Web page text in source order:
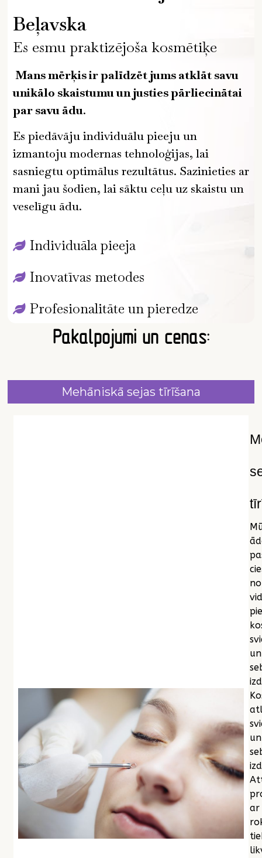
Beļavska
Es esmu praktizējoša kosmētiķe
Mans mērķis ir palīdzēt jums atklāt savu
unikālo skaistumu un justies pārliecinātai
par savu ādu.
Es piedāvāju individuālu pieeju un
izmantoju modernas tehnoloģijas, lai
sasniegtu optimālus rezultātus. Sazinieties ar
mani jau šodien, lai sāktu ceļu uz skaistu un
veselīgu ādu.
Individuāla pieeja
Inovatīvas metodes
Profesionalitāte un pieredze
Pakalpojumi un cenas:
Mehāniskā sejas tīrīšana
no
un
un
ar